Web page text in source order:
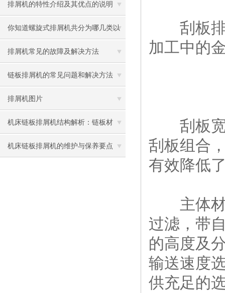
排屑机的特性介绍及其优点的说明
你知道螺旋式排屑机共分为哪几类以
及如何正确使用？
排屑机常见的故障及解决方法
链板排屑机的常见问题和解决方法
排屑机图片
机床链板排屑机结构解析：链板材
质、节距选择与输送倾角设计要点
机床链板排屑机的维护与保养要点
刮板排
加工中的
刮板宽
刮板组合
有效降低
主体材
过滤，带
的高度及
输送速度
供充足的